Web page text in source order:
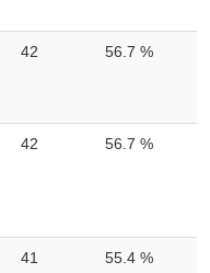
42 56.7 %
42 56.7 %
41 55.4 %